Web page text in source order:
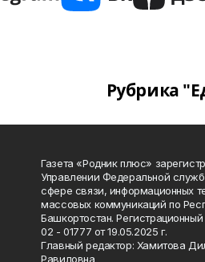
Рубрика
Газета «Родник плюс»
Управлении Федеральной
сфере связи, информационных
массовых коммуникаций по
Башкортостан.
02 - 01777 от 19.05.2025 г.
Главный редактор: Хамитова
Равиловна